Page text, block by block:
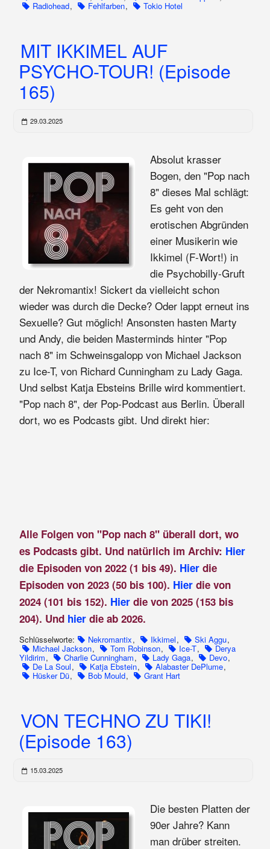
Radiohead, Fehlfarben, Tokio Hotel
MIT IKKIMEL AUF
PSYCHO-TOUR! (Episode
165)
29.03.2025
Absolut krasser
Bogen, den "Pop nach
8" dieses Mal schlägt:
Es geht von den
erotischen Abgründen
einer Musikerin wie
Ikkimel (F-Wort!) in
die Psychobilly-Gruft
der Nekromantix! Sickert da vielleicht schon
wieder was durch die Decke? Oder lappt erneut ins
Sexuelle? Gut möglich! Ansonsten hasten Marty
und Andy, die beiden Masterminds hinter "Pop
nach 8" im Schweinsgalopp von Michael Jackson
zu Ice-T, von Richard Cunningham zu Lady Gaga.
Und selbst Katja Ebsteins Brille wird kommentiert.
"Pop nach 8", der Pop-Podcast aus Berlin. Überall
dort, wo es Podcasts gibt. Und direkt hier:
Alle Folgen von "Pop nach 8" überall dort, wo
es Podcasts gibt. Und natürlich im Archiv: Hier
die Episoden von 2022 (1 bis 49). Hierdie
Episoden von 2023 (50 bis 100). Hier die von
2024 (101 bis 152). Hier die von 2025 (153 bis
204). Und hier die ab 2026.
Schlüsselworte: Nekromantix, Ikkimel, Ski Aggu,
Michael Jackson, Tom Robinson, Ice-T, Derya
Yildirim, Charlie Cunningham, Lady Gaga, Devo,
De La Soul, Katja Ebstein, Alabaster DePlume,
Hüsker Dü, Bob Mould, Grant Hart
VON TECHNO ZU TIKI!
(Episode 163)
15.03.2025
Die besten Platten der
90er Jahre? Kann
man drüber streiten.